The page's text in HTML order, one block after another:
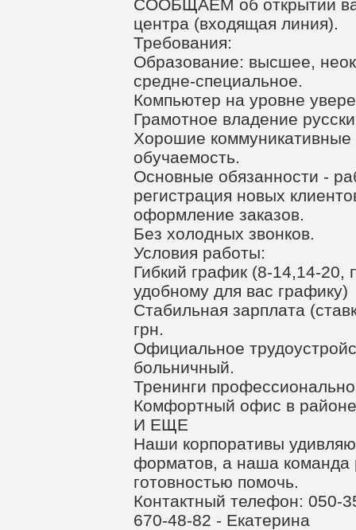
СООБЩАЕМ об открытии
центра (входящая линия).
Требования:
Образование: высшее,
средне-специальное.
Компьютер на уровне
Грамотное владение
Хорошие коммуникативные
обучаемость.
Основные обязанности -
регистрация новых
оформление заказов.
Без холодных звонков.
Условия работы:
Гибкий график (8-14,14-20,
удобному для вас графику)
Стабильная зарплата
грн.
Официальное
больничный.
Тренинги
Комфортный офис в
И ЕЩЕ
Наши корпоративы
форматов, а наша команда
готовностью помочь.
Контактный телефон: 050-
670-48-82 - Екатерина